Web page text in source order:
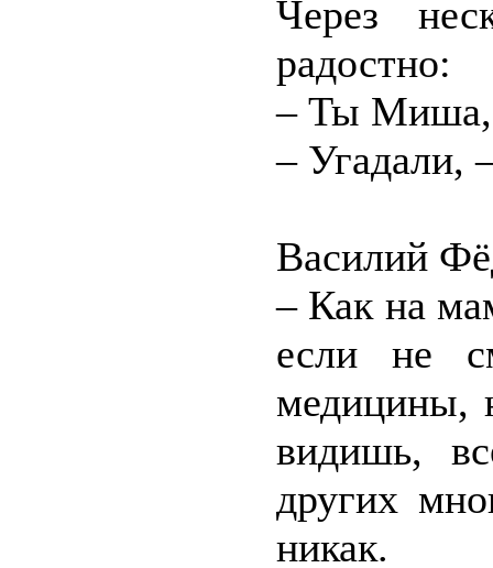
Через
радостно:
– Ты Миша,
– Угадали,
Василий
– Как на
если не
медицины,
видишь,
других
никак.